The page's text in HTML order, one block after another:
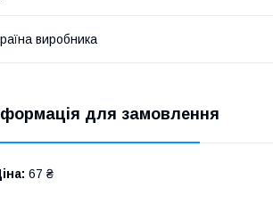
виробника
для замовлення
67 ₴